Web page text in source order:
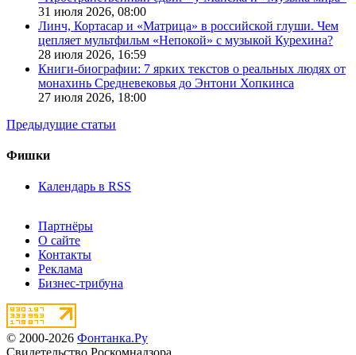
31 июля 2026, 08:00
Линч, Кортасар и «Матрица» в российской глуши. Чем
цепляет мультфильм «Непокой» с музыкой Курехина?
28 июля 2026, 16:59
Книги-биографии: 7 ярких текстов о реальных людях от
монахинь Средневековья до Энтони Хопкинса
27 июля 2026, 18:00
Предыдущие статьи
Фишки
Календарь в RSS
Партнёры
О сайте
Контакты
Реклама
Бизнес-трибуна
© 2000-2026 Фонтанка.Ру